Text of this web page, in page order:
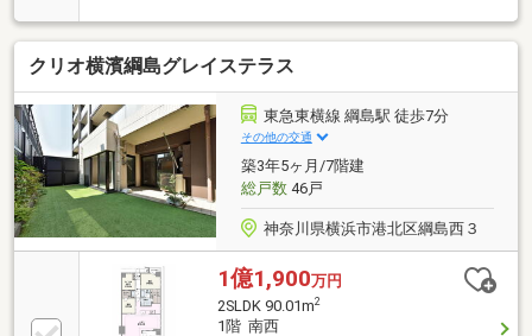
望・陽当り良好！開放感を感じられる自然豊かな住環
境。落ち着いた住宅街に佇む低層マンション！まず
は、お気軽に東宝ハウス町田に相談してみませんか？
何も決まっていなくて大丈夫まずはお客様の夢をお聞
かせください！
クリオ横濱綱島グレイステラス
東急東横線 綱島駅 徒歩7分
その他の交通
築3年5ヶ月/7階建
総戸数46戸
神奈川県横浜市港北区綱島西３
1億1,900万円
2SLDK 90.01m2
1階 南西